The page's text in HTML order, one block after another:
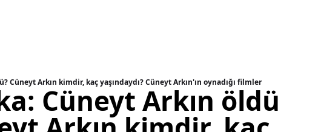
Cüneyt Arkın kimdir, kaç yaşındaydı? Cüneyt Arkın'ın oynadığı filmler
Cüneyt Arkın öldü